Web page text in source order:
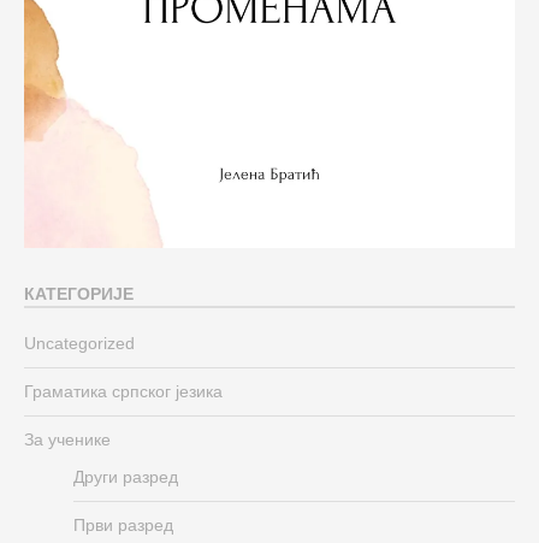
КАТЕГОРИЈЕ
Uncategorized
Граматика српског језика
За ученике
Други разред
Први разред